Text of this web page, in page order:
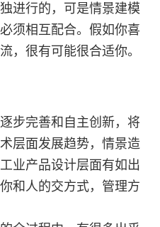
进行的，可是情景建模
须相互配合。假如你喜
，很有可能很合适你。
步完善和自主创新，将
层面发展趋势，情景造
业产品设计层面有如出
和人的交方式，管理方